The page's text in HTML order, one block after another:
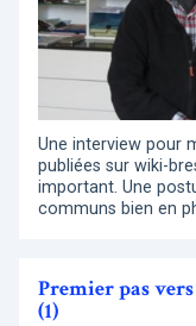
Une interview pour
publiées sur wiki-
important. Une
communs bien en
Premier pas
(1)